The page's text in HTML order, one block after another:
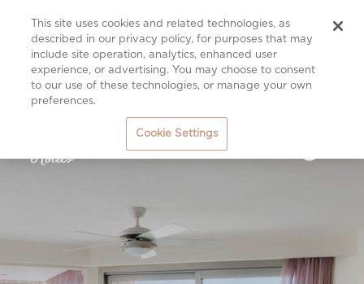
This site uses cookies and related technologies, as
described in our privacy policy, for purposes that may
include site operation, analytics, enhanced user
experience, or advertising. You may choose to consent
to our use of these technologies, or manage your own
preferences.
Cookie Settings